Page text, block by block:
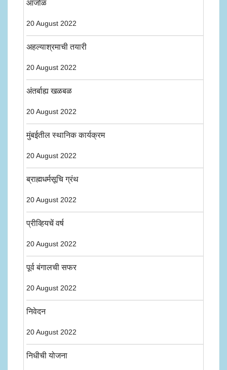
आजोळ
20 August 2022
अहल्याश्रमाची तयारी
20 August 2022
अंतर्बाह्य खळबळ
20 August 2022
मुंबईतील स्थानिक कार्यक्रम
20 August 2022
ब्राह्मधर्मसूचि ग्रंथ
20 August 2022
प्रीव्हियचें वर्ष
20 August 2022
पूर्व बंगालची सफर
20 August 2022
निवेदन
20 August 2022
निधीची योजना